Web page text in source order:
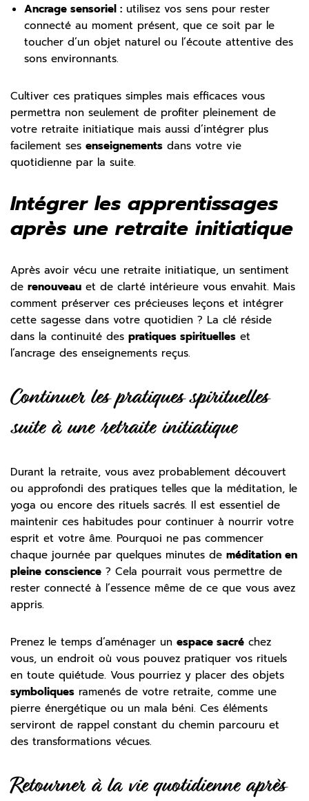
Ancrage sensoriel : utilisez vos sens pour rester
connecté au moment présent, que ce soit par le
toucher d’un objet naturel ou l’écoute attentive des
sons environnants.
Cultiver ces pratiques simples mais efficaces vous
permettra non seulement de profiter pleinement de
votre retraite initiatique mais aussi d’intégrer plus
facilement ses enseignements dans votre vie
quotidienne par la suite.
Intégrer les apprentissages
après une retraite initiatique
Après avoir vécu une retraite initiatique, un sentiment
de renouveau et de clarté intérieure vous envahit. Mais
comment préserver ces précieuses leçons et intégrer
cette sagesse dans votre quotidien ? La clé réside
dans la continuité des pratiques spirituelles et
l’ancrage des enseignements reçus.
Continuer les pratiques spirituelles
suite à une retraite initiatique
Durant la retraite, vous avez probablement découvert
ou approfondi des pratiques telles que la méditation, le
yoga ou encore des rituels sacrés. Il est essentiel de
maintenir ces habitudes pour continuer à nourrir votre
esprit et votre âme. Pourquoi ne pas commencer
chaque journée par quelques minutes de méditation en
pleine conscience ? Cela pourrait vous permettre de
rester connecté à l’essence même de ce que vous avez
appris.
Prenez le temps d’aménager un espace sacré chez
vous, un endroit où vous pouvez pratiquer vos rituels
en toute quiétude. Vous pourriez y placer des objets
symboliques ramenés de votre retraite, comme une
pierre énergétique ou un mala béni. Ces éléments
serviront de rappel constant du chemin parcouru et
des transformations vécues.
Retourner à la vie quotidienne après